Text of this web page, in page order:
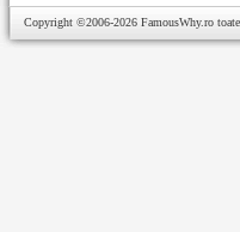
Copyright ©2006-2026 FamousWhy.ro